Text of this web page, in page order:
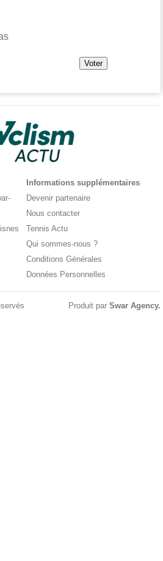
Informations supplémentaires
Devenir partenaire
Nous contacter
Tennis Actu
Qui sommes-nous ?
Conditions Générales
Données Personnelles
Produit par Swar Agency.